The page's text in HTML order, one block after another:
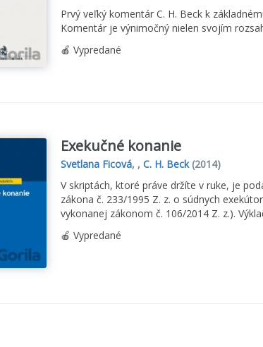
Prvý veľký komentár C. H. Beck k
Komentár je výnimočný nielen svojím
🍎 Vypredané
Exekučné konanie
Svetlana Ficová, , C. H. Beck(2014)
V skriptách, ktoré práve držíte v ruke, je
zákona č. 233/1995 Z. z. o súdnych
vykonanej zákonom č. 106/2014 Z. z.).
🍎 Vypredané